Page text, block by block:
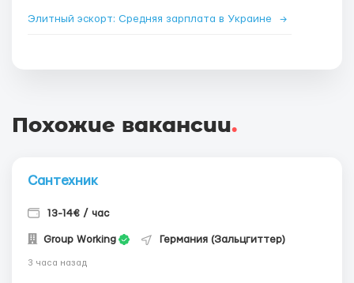
Элитный эскорт: Средняя зарплата в Украине →
Похожие вакансии.
Сантехник
13-14€ / час
Group Working Германия (Зальцгиттер)
3 часа назад